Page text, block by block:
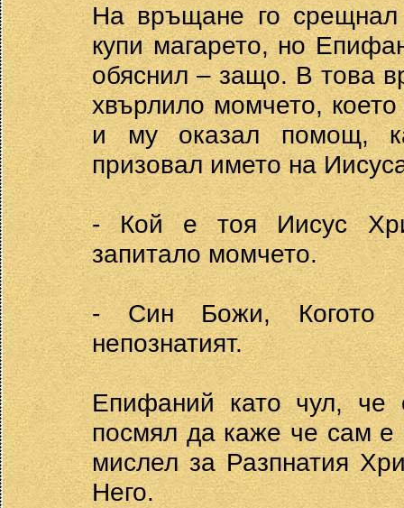
На връщане го срещнал
купи магарето, но
обяснил – защо. В това
хвърлило момчето,
и му оказал помощ,
призовал името на
- Кой е тоя Иисус
запитало момчето.
- Син Божи, Когото
непознатият.
Епифаний като чул, че
посмял да каже че сам е
мислел за Разпнатия
Него.